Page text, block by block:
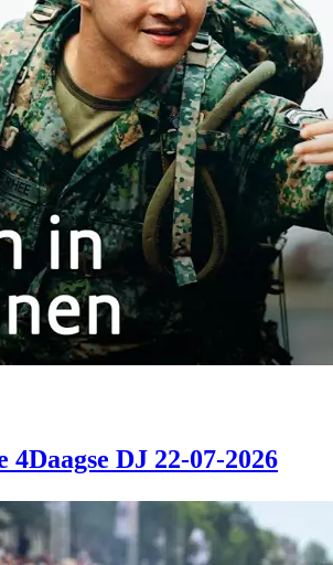
4Daagse DJ 22-07-2026